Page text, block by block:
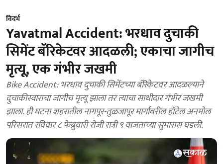
विदर्भ
Yavatmal Accident: भरधाव दुचाकी
सिमेंट बॅरिकेटवर आदळली; एकाचा जागीच
मृत्यू, एक गंभीर जखमी
Bike Accident: भरधाव दुचाकी सिमेंटच्या बॅरिकेटवर आदळल्याने
दुचाकीस्वाराचा जागीच मृत्यू झाला तर त्याचा साथीदार गंभीर जखमी
झाला. ही घटना शहरातील नागपूर-तुळजापूर मार्गावरील हॉटेल अनमोल
परिसरात रविवार ८ फेब्रुवारी रोजी रात्री ९ वाजताच्या सुमारास घडली.